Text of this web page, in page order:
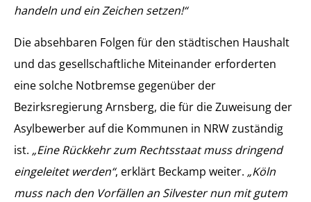
handeln und ein Zeichen setzen!“
Die absehbaren Folgen für den städtischen Haushalt
und das gesellschaftliche Miteinander erforderten
eine solche Notbremse gegenüber der
Bezirksregierung Arnsberg, die für die Zuweisung der
Asylbewerber auf die Kommunen in NRW zuständig
ist. „Eine Rückkehr zum Rechtsstaat muss dringend
eingeleitet werden“, erklärt Beckamp weiter. „Köln
muss nach den Vorfällen an Silvester nun mit gutem